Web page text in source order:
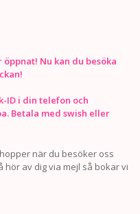
Nu kan du besöka
ID i din telefon och
Betala med swish eller
när du besöker oss
hör av dig via mejl så bokar vi